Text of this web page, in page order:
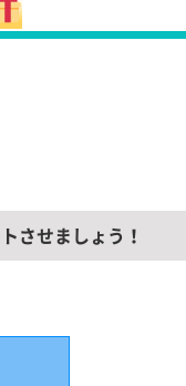
させましょう！